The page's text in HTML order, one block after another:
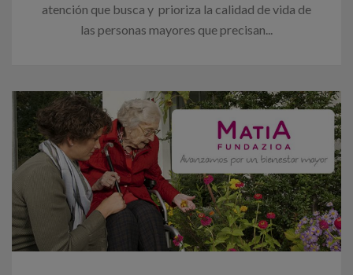
atención que busca y prioriza la calidad de vida de
las personas mayores que precisan...